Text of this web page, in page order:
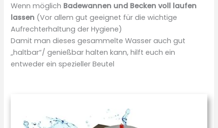
Wenn möglich Badewannen und Becken voll laufen
lassen (Vor allem gut geeignet für die wichtige
Aufrechterhaltung der Hygiene)
Damit man dieses gesammelte Wasser auch gut
„haltbar“/ genießbar halten kann, hilft euch ein
entweder ein spezieller Beutel